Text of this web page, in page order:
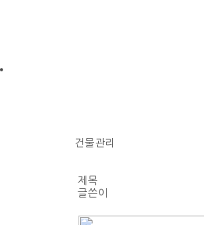
건물관리
제목
글쓴이